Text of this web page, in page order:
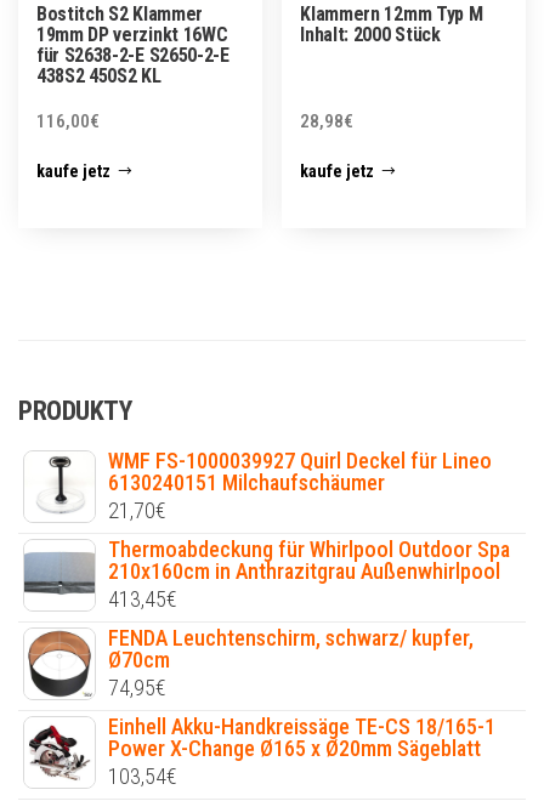
Bostitch S2 Klammer
19mm DP verzinkt 16WC
für S2638-2-E S2650-2-E
438S2 450S2 KL
116,00€
kaufe jetz
Klammern 12mm Typ M
Inhalt: 2000 Stück
28,98€
kaufe jetz
PRODUKTY
WMF FS-1000039927 Quirl Deckel für Lineo
6130240151 Milchaufschäumer
21,70€
Thermoabdeckung für Whirlpool Outdoor Spa
210x160cm in Anthrazitgrau Außenwhirlpool
413,45€
FENDA Leuchtenschirm, schwarz/ kupfer,
Ø70cm
74,95€
Einhell Akku-Handkreissäge TE-CS 18/165-1
Power X-Change Ø165 x Ø20mm Sägeblatt
103,54€